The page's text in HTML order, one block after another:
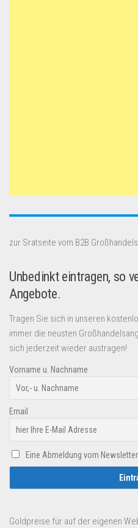
zur Sratseite vom B2B
Unbedinkt eintragen, so
Angebote.
Tragen Sie sich in unseren
immer die neusten
sich jederzeit wieder austragen!
Vorname u. Nachname
Email
Eine Abmeldung vom
Goldpreise für auf der eigenen